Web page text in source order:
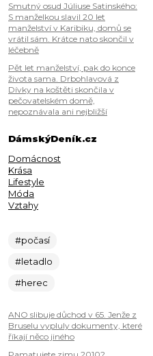
Smutný osud Júliuse Satinského:
S manželkou slavil 20 let
manželství v Karibiku, domů se
vrátil sám. Krátce nato skončil v
léčebně
Pět let manželství, pak do konce
života sama. Drbohlavová z
Dívky na koštěti skončila v
pečovatelském domě,
nepoznávala ani nejbližší
DámskýDeník.cz
Domácnost
Krása
Lifestyle
Móda
Vztahy
#počasí
#letadlo
#herec
ANO slibuje důchod v 65. Jenže z
Bruselu vypluly dokumenty, které
říkají něco jiného